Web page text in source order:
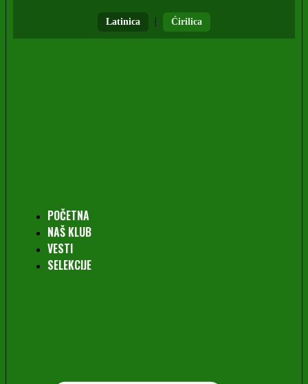
Latinica | Ćirilica
POČETNA
NAŠ KLUB
VESTI
SELEKCIJE